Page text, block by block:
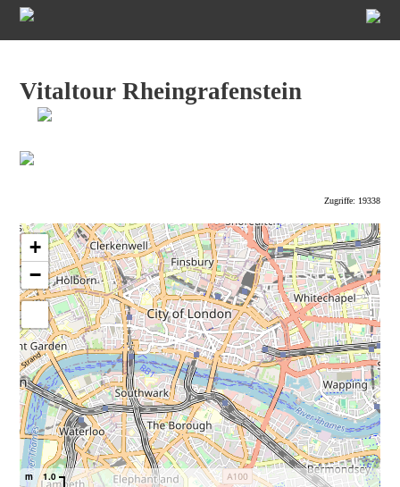
Vitaltour Rheingrafenstein
Zugriffe: 19338
+
−
1.0
m